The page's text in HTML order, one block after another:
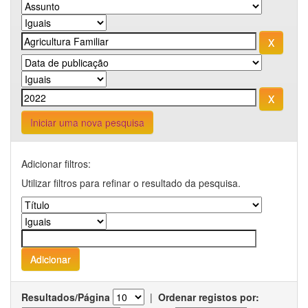
Iniciar uma nova pesquisa
Adicionar filtros:
Utilizar filtros para refinar o resultado da pesquisa.
Resultados/Página | Ordenar registos por: